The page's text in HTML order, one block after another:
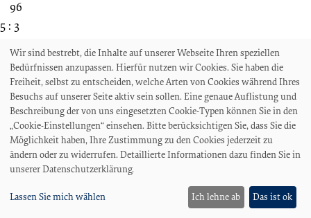
5 : 3
4000Zu.Zuschauende
03.12.1933
07.Spieltag
Gauliga Niedersachsen
Wir sind bestrebt, die Inhalte auf unserer Webseite Ihren speziellen
Bedürfnissen anzupassen. Hierfür nutzen wir Cookies. Sie haben die
Freiheit, selbst zu entscheiden, welche Arten von Cookies während Ihres
Besuchs auf unserer Seite aktiv sein sollen. Eine genaue Auflistung und
Beschreibung der von uns eingesetzten Cookie-Typen können Sie in den
„Cookie-Einstellungen“ einsehen. Bitte berücksichtigen Sie, dass Sie die
Möglichkeit haben, Ihre Zustimmung zu den Cookies jederzeit zu
ändern oder zu widerrufen. Detaillierte Informationen dazu finden Sie in
unserer Datenschutzerklärung.
Lassen Sie mich wählen Ich lehne ab Das ist ok